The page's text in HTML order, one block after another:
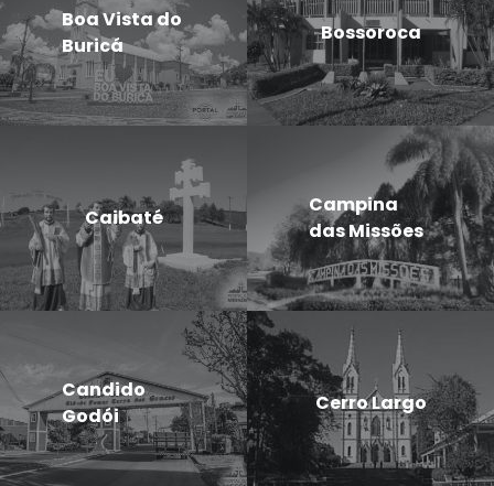
Boa Vista do
Buricá
Bossoroca
Caibaté
Campina
das Missões
Candido
Godói
Cerro Largo